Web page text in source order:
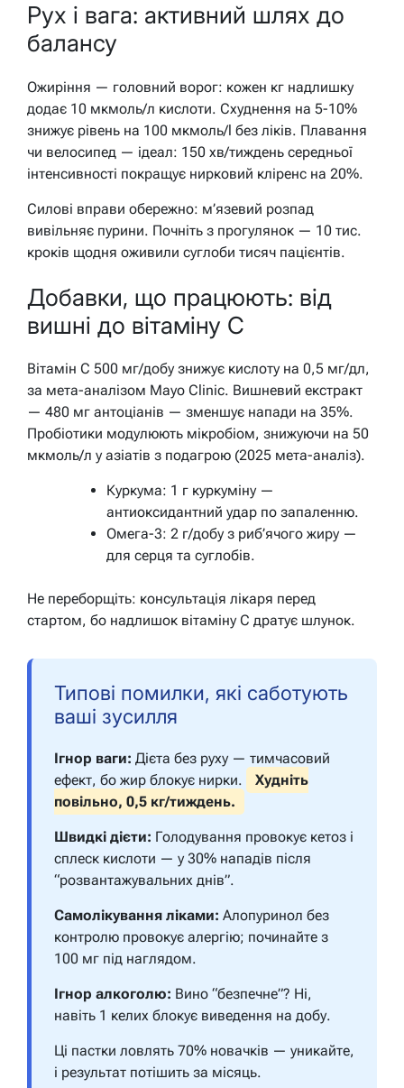
Рух і вага: активний шлях до
балансу
Ожиріння — головний ворог: кожен кг надлишку
додає 10 мкмоль/л кислоти. Схуднення на 5-10%
знижує рівень на 100 мкмоль/l без ліків. Плавання
чи велосипед — ідеал: 150 хв/тиждень середньої
інтенсивності покращує нирковий кліренс на 20%.
Силові вправи обережно: м’язевий розпад
вивільняє пурини. Почніть з прогулянок — 10 тис.
кроків щодня оживили суглоби тисяч пацієнтів.
Добавки, що працюють: від
вишні до вітаміну С
Вітамін С 500 мг/добу знижує кислоту на 0,5 мг/дл,
за мета-аналізом Mayo Clinic. Вишневий екстракт
— 480 мг антоціанів — зменшує напади на 35%.
Пробіотики модулюють мікробіом, знижуючи на 50
мкмоль/л у азіатів з подагрою (2025 мета-аналіз).
Куркума: 1 г куркуміну —
антиоксидантний удар по запаленню.
Омега-3: 2 г/добу з риб’ячого жиру —
для серця та суглобів.
Не переборщіть: консультація лікаря перед
стартом, бо надлишок вітаміну С дратує шлунок.
Типові помилки, які саботують
ваші зусилля
Ігнор ваги: Дієта без руху — тимчасовий
ефект, бо жир блокує нирки.
Худніть
повільно, 0,5 кг/тиждень.
Швидкі дієти: Голодування провокує кетоз і
сплеск кислоти — у 30% нападів після
“розвантажувальних днів”.
Самолікування ліками: Алопуринол без
контролю провокує алергію; починайте з
100 мг під наглядом.
Ігнор алкоголю: Вино “безпечне”? Ні,
навіть 1 келих блокує виведення на добу.
Ці пастки ловлять 70% новачків — уникайте,
і результат потішить за місяць.